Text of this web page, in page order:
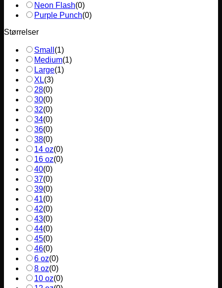
Neon Flash(0)
Purple Punch(0)
Størrelser
Small (1)
Medium(1)
Large(1)
XL(3)
28(0)
30(0)
32(0)
34(0)
36(0)
38(0)
14 oz(0)
16 oz(0)
40(0)
37(0)
39(0)
41(0)
42(0)
43(0)
44(0)
45(0)
46(0)
6 oz(0)
8 oz(0)
10 oz(0)